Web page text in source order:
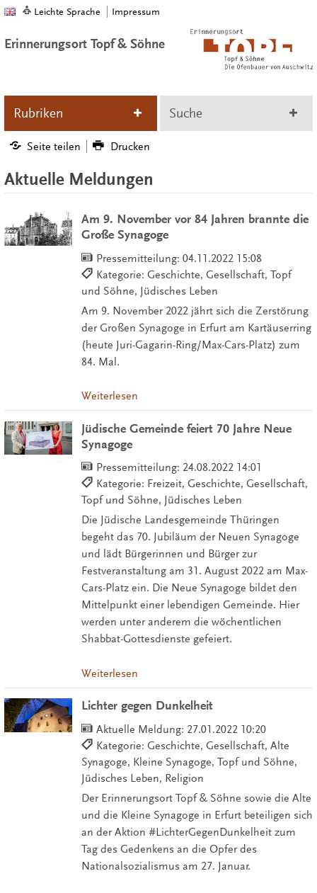
Leichte Sprache Impressum
Erinnerungsort Topf & Söhne
Rubriken Suche
Seite teilen Drucken
Aktuelle Meldungen
Am 9. November vor 84 Jahren brannte die
Große Synagoge
Pressemitteilung: 04.11.2022 15:08
Kategorie: Geschichte, Gesellschaft, Topf
und Söhne, Jüdisches Leben
Am 9. November 2022 jährt sich die Zerstörung
der Großen Synagoge in Erfurt am Kartäuserring
(heute Juri-Gagarin-Ring/Max-Cars-Platz) zum
84. Mal.
Weiterlesen
Jüdische Gemeinde feiert 70 Jahre Neue
Synagoge
Pressemitteilung: 24.08.2022 14:01
Kategorie: Freizeit, Geschichte, Gesellschaft,
Topf und Söhne, Jüdisches Leben
Die Jüdische Landesgemeinde Thüringen
begeht das 70. Jubiläum der Neuen Synagoge
und lädt Bürgerinnen und Bürger zur
Festveranstaltung am 31. August 2022 am Max-
Cars-Platz ein. Die Neue Synagoge bildet den
Mittelpunkt einer lebendigen Gemeinde. Hier
werden unter anderem die wöchentlichen
Shabbat-Gottesdienste gefeiert.
Weiterlesen
Lichter gegen Dunkelheit
Aktuelle Meldung: 27.01.2022 10:20
Kategorie: Geschichte, Gesellschaft, Alte
Synagoge, Kleine Synagoge, Topf und Söhne,
Jüdisches Leben, Religion
Der Erinnerungsort Topf & Söhne sowie die Alte
und die Kleine Synagoge in Erfurt beteiligen sich
an der Aktion #LichterGegenDunkelheit zum
Tag des Gedenkens an die Opfer des
Nationalsozialismus am 27. Januar.